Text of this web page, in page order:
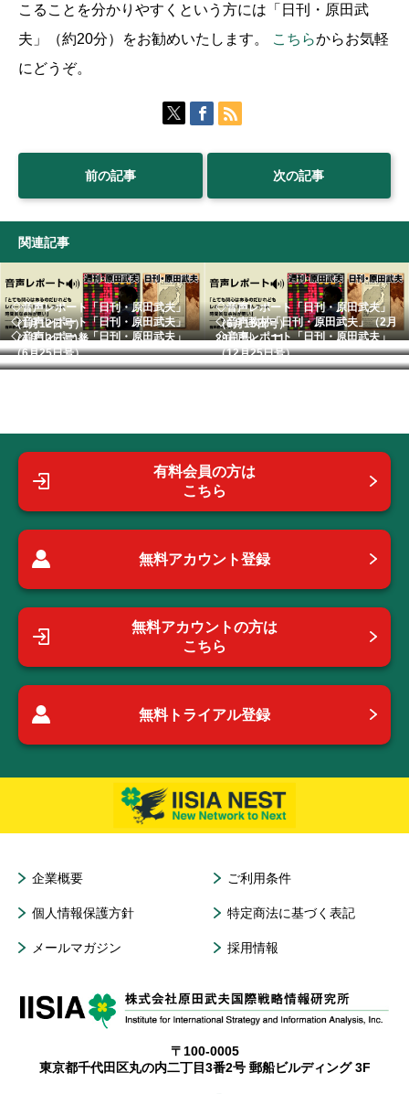
こることを分かりやすくという方には「日刊・原田武
夫」（約20分）をお勧めいたします。
こちらからお気軽
にどうぞ。
前の記事 次の記事
関連記事
◇音声レポート「日刊・原田武夫」
（1月12日号）
◇音声レポート「日刊・原田武夫」
（6月15日号）
◇音声レポート「日刊・原田武夫」
（4月13日号)発...
◇音声教材「日刊・原田武夫」（2月
29日号） 11...
◇音声レポート「日刊・原田武夫」
（6月25日号） ...
◇音声レポート「日刊・原田武夫」
（12月25日号）...
有料会員の方は
こちら
無料アカウント登録
無料アカウントの方は
こちら
無料トライアル登録
企業概要 ご利用条件
個人情報保護方針 特定商法に基づく表記
メールマガジン 採用情報
〒100-0005
東京都千代田区丸の内二丁目3番2号 郵船ビルディング 3F